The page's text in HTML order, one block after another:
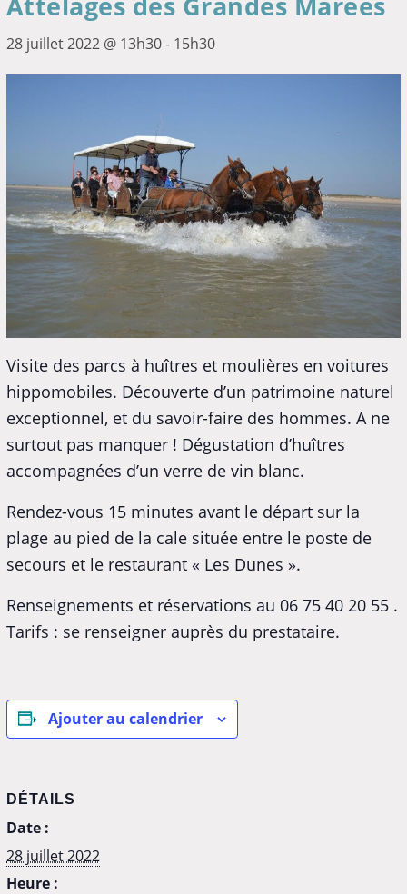
28 juillet 2022 @ 13h30- 15h30
Visite des parcs à huîtres et moulières en voitures
hippomobiles. Découverte d’un patrimoine naturel
exceptionnel, et du savoir-faire des hommes. A ne
surtout pas manquer ! Dégustation d’huîtres
accompagnées d’un verre de vin blanc.
Rendez-vous 15 minutes avant le départ sur la
plage au pied de la cale située entre le poste de
secours et le restaurant « Les Dunes ».
Renseignements et réservations au 06 75 40 20 55 .
Tarifs : se renseigner auprès du prestataire.
Ajouter au calendrier
DÉTAILS
Date :
28 juillet 2022
Heure :